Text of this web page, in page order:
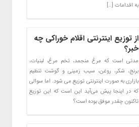
به اقدامات […]
از توزیع اینترنتی اقلام خوراکی چه
خبر؟
مدتی است که مرغ منجمد، تخم مرغ، لبنیات،
برنج، شکر، روغن، سیب زمینی و گوشت تنظیم
بازاری به صورت اینترنتی توزیع می شود. اما سوالی
که در اینجا پیش می‌آید این است که این توزیع
تاکنون چقدر موفق بوده است؟